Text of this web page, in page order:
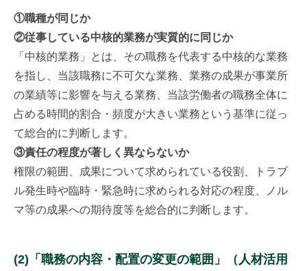
①職種が同じか
②従事している中核的業務が実質的に同じか
「中核的業務」とは、その職務を代表する中核的な業務
を指し、当該職務に不可欠な業務、業務の成果が事業所
の業績等に影響を与える業務、当該労働者の職務全体に
占める時間的割合・頻度が大きい業務という基準に従っ
て総合的に判断します。
③責任の程度が著しく異ならないか
権限の範囲、成果について求められている役割、トラブ
ル発生時や臨時・緊急時に求められる対応の程度、ノル
マ等の成果への期待度等を総合的に判断します。
(2)「職務の内容・配置の変更の範囲」（人材活用